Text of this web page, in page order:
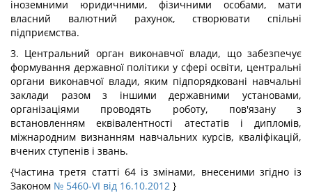
іноземними юридичними, фізичними особами, мати
власний валютний рахунок, створювати спільні
підприємства.
3. Центральний орган виконавчої влади, що забезпечує
формування державної політики у сфері освіти, центральні
органи виконавчої влади, яким підпорядковані навчальні
заклади разом з іншими державними установами,
організаціями проводять роботу, пов'язану з
встановленням еквівалентності атестатів і дипломів,
міжнародним визнанням навчальних курсів, кваліфікацій,
вчених ступенів і звань.
{Частина третя статті 64 із змінами, внесеними згідно із
Законом № 5460-VI від 16.10.2012 }